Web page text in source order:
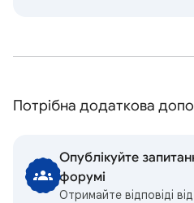
Потрібна додаткова
Опублікуйте
форумі
Отримайте відповіді